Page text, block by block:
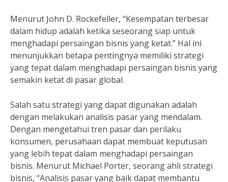
Menurut John D. Rockefeller, “Kesempatan terbesar
dalam hidup adalah ketika seseorang siap untuk
menghadapi persaingan bisnis yang ketat.” Hal ini
menunjukkan betapa pentingnya memiliki strategi
yang tepat dalam menghadapi persaingan bisnis yang
semakin ketat di pasar global.
Salah satu strategi yang dapat digunakan adalah
dengan melakukan analisis pasar yang mendalam.
Dengan mengetahui tren pasar dan perilaku
konsumen, perusahaan dapat membuat keputusan
yang lebih tepat dalam menghadapi persaingan
bisnis. Menurut Michael Porter, seorang ahli strategi
bisnis, “Analisis pasar yang baik dapat membantu